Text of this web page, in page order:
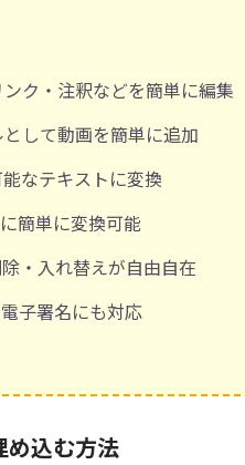
ク・注釈などを簡単に編集
して動画を簡単に追加
なテキストに変換
簡単に変換可能
・入れ替えが自由自在
子署名にも対応
込む方法